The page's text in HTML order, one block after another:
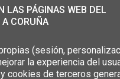
LAS PÁGINAS WEB DEL
CORUÑA
(sesión,
la experiencia del
cookies de terceros